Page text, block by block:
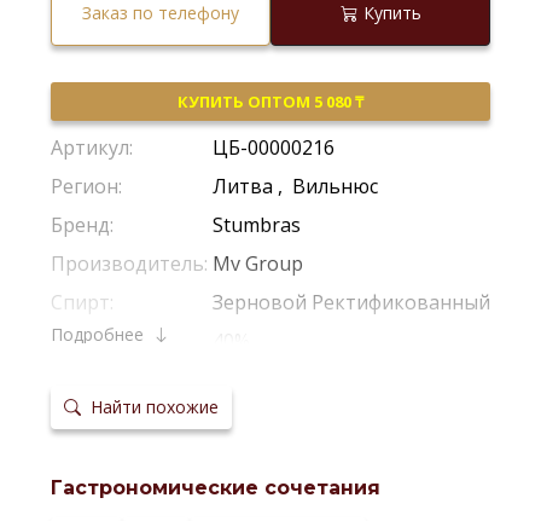
Заказ по телефону Купить
КУПИТЬ ОПТОМ 5 080 ₸
Артикул:
ЦБ-00000216
Регион:
Литва , Вильнюс
Бренд:
Stumbras
Производитель: Mv Group
Спирт:
Зерновой Ректификованный
Крепость:
Сырье:
Пшеница
сервировки:
Сайт
Подробнее
Найти похожие
Гастрономические сочетания